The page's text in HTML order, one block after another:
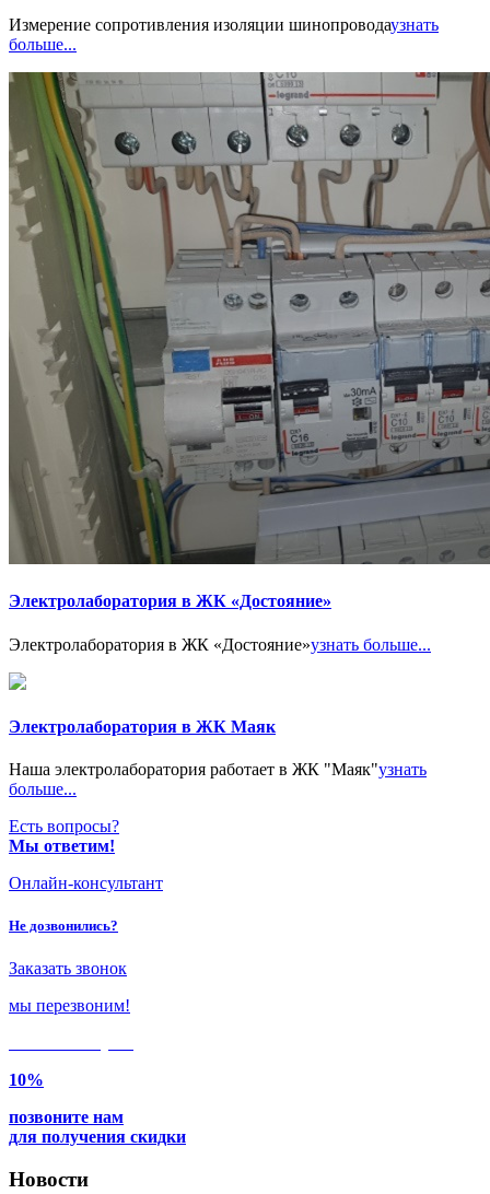
Измерение сопротивления изоляции шинопроводаузнать
больше...
Электролаборатория в ЖК «Достояние»
Электролаборатория в ЖК «Достояние»узнать больше...
Электролаборатория в ЖК Маяк
Наша электролаборатория работает в ЖК "Маяк"узнать
больше...
Есть вопросы?
Мы ответим!
Онлайн-консультант
Не дозвонились?
Заказать звонок
мы перезвоним!
10%
позвоните нам
для получения скидки
Новости